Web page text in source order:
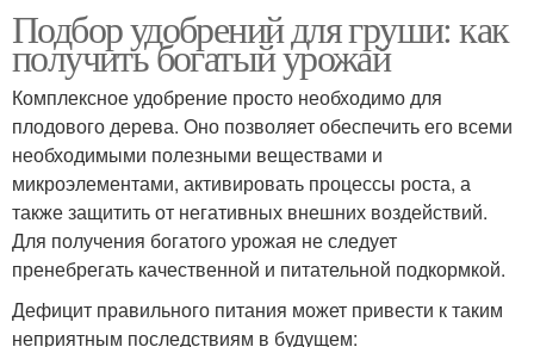
Подбор удобрений для груши: как
получить богатый урожай
Комплексное удобрение просто необходимо для
плодового дерева. Оно позволяет обеспечить его всеми
необходимыми полезными веществами и
микроэлементами, активировать процессы роста, а
также защитить от негативных внешних воздействий.
Для получения богатого урожая не следует
пренебрегать качественной и питательной подкормкой.
Дефицит правильного питания может привести к таким
неприятным последствиям в будущем: